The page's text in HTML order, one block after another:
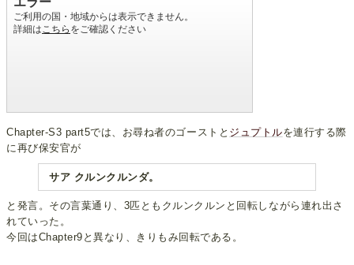
Chapter-S3 part5では、お尋ね者のゴーストと ジュプトルを連行する際
に再び保安官が
サア クルンクルンダ。
と発言。その言葉通り、3匹ともクルンクルンと回転しながら連れ出さ
れていった。
今回はChapter9と異なり、きりもみ回転である。